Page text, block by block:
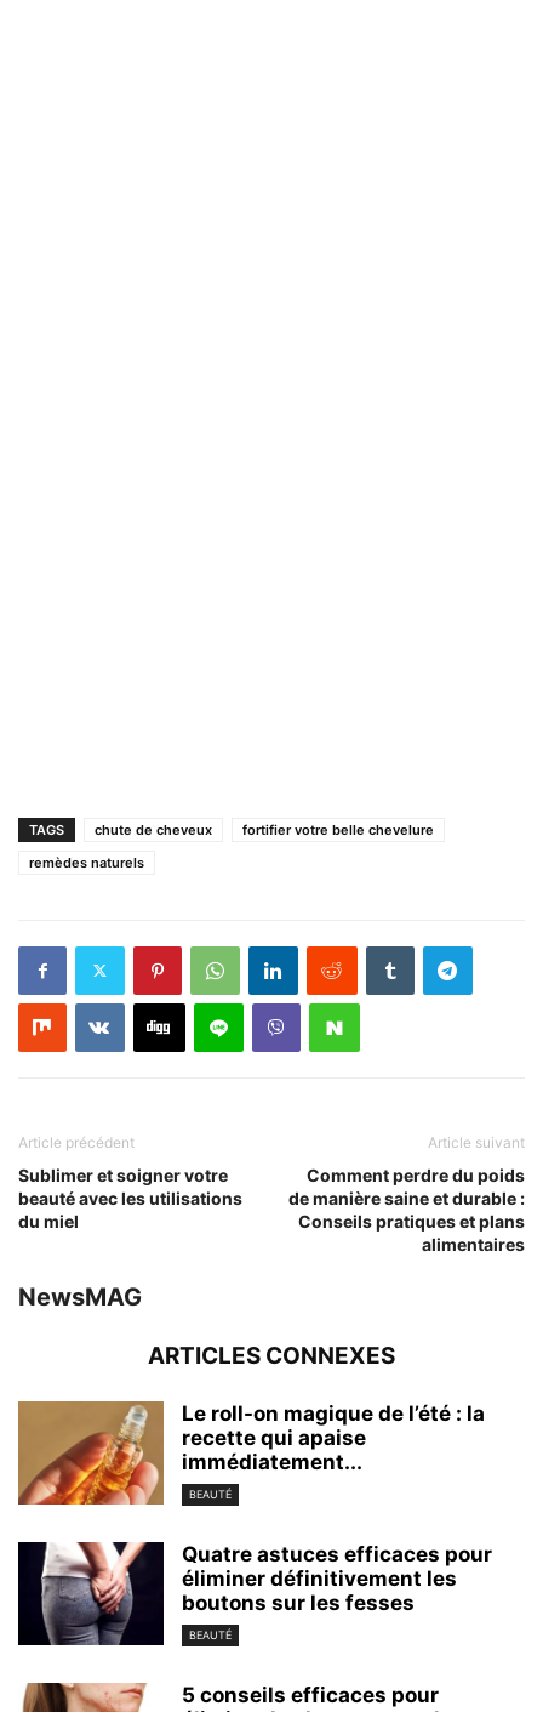
TAGS chute de cheveux
fortifier votre belle chevelure
remèdes naturels
Article précédent
Sublimer et soigner votre
beauté avec les utilisations
du miel
Article suivant
Comment perdre du poids
de manière saine et durable :
Conseils pratiques et plans
alimentaires
NewsMAG
ARTICLES CONNEXES
Le roll-on magique de l’été : la
recette qui apaise
immédiatement...
BEAUTÉ
Quatre astuces efficaces pour
éliminer définitivement les
boutons sur les fesses
BEAUTÉ
5 conseils efficaces pour